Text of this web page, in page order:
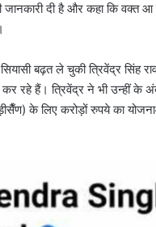
दी है और कहा कि वक्त आ
बढ़त ले चुकी त्रिवेंद्र सिंह
कर रहे हैं। त्रिवेंद्र ने भी उन्हीं
के लिए करोड़ों रुपये का